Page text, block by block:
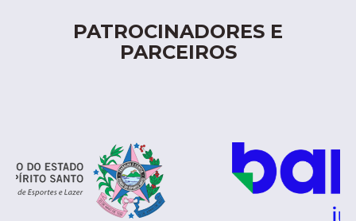
PATROCINADORES E
PARCEIROS